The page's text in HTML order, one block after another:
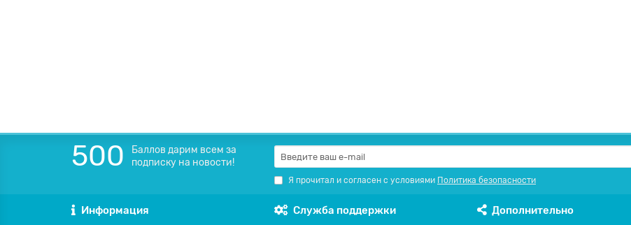
500
Баллов дарим всем за
подписку на новости!
Я прочитал и согласен с условиями Политика безопасности
Информация Служба поддержки Дополнительно